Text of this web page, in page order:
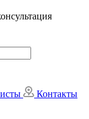
Контакты